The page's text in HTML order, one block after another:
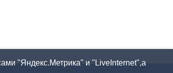
"Яндекс.Метрика" и "LiveInternet",а